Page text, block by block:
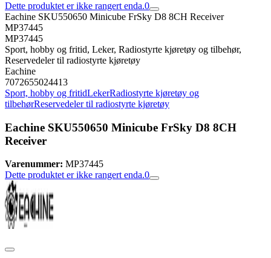
Dette produktet er ikke rangert enda.0
Eachine SKU550650 Minicube FrSky D8 8CH Receiver
MP37445
MP37445
Sport, hobby og fritid, Leker, Radiostyrte kjøretøy og tilbehør,
Reservedeler til radiostyrte kjøretøy
Eachine
7072655024413
Sport, hobby og fritidLekerRadiostyrte kjøretøy og
tilbehørReservedeler til radiostyrte kjøretøy
Eachine SKU550650 Minicube FrSky D8 8CH
Receiver
Varenummer: MP37445
Dette produktet er ikke rangert enda.0